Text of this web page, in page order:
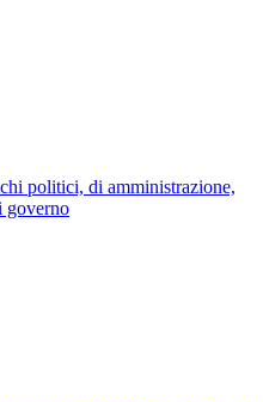
politici, di amministrazione,
governo